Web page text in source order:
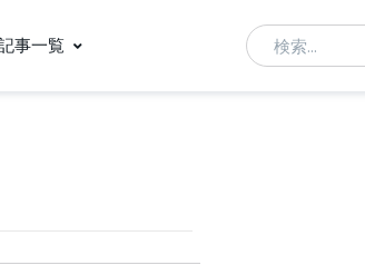
事一覧 Search